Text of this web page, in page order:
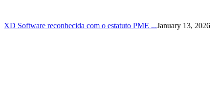
XD Software reconhecida com o estatuto PME ...January 13, 2026